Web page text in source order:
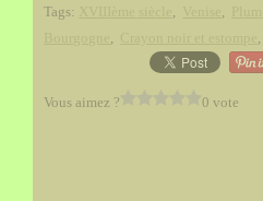
Tags:
, ,
, ,
Vous aimez ? 0 vote